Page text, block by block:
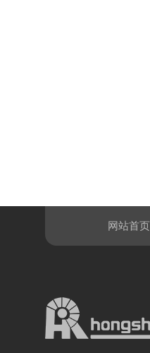
网站首页